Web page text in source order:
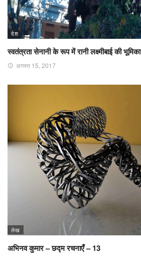
देश
स्वतंत्रता सेनानी के रूप में रानी लक्ष्मीबाई की भूमिका
अगस्त 15, 2017
लेख
अभिनव कुमार – छद्म रचनाएँ – 13